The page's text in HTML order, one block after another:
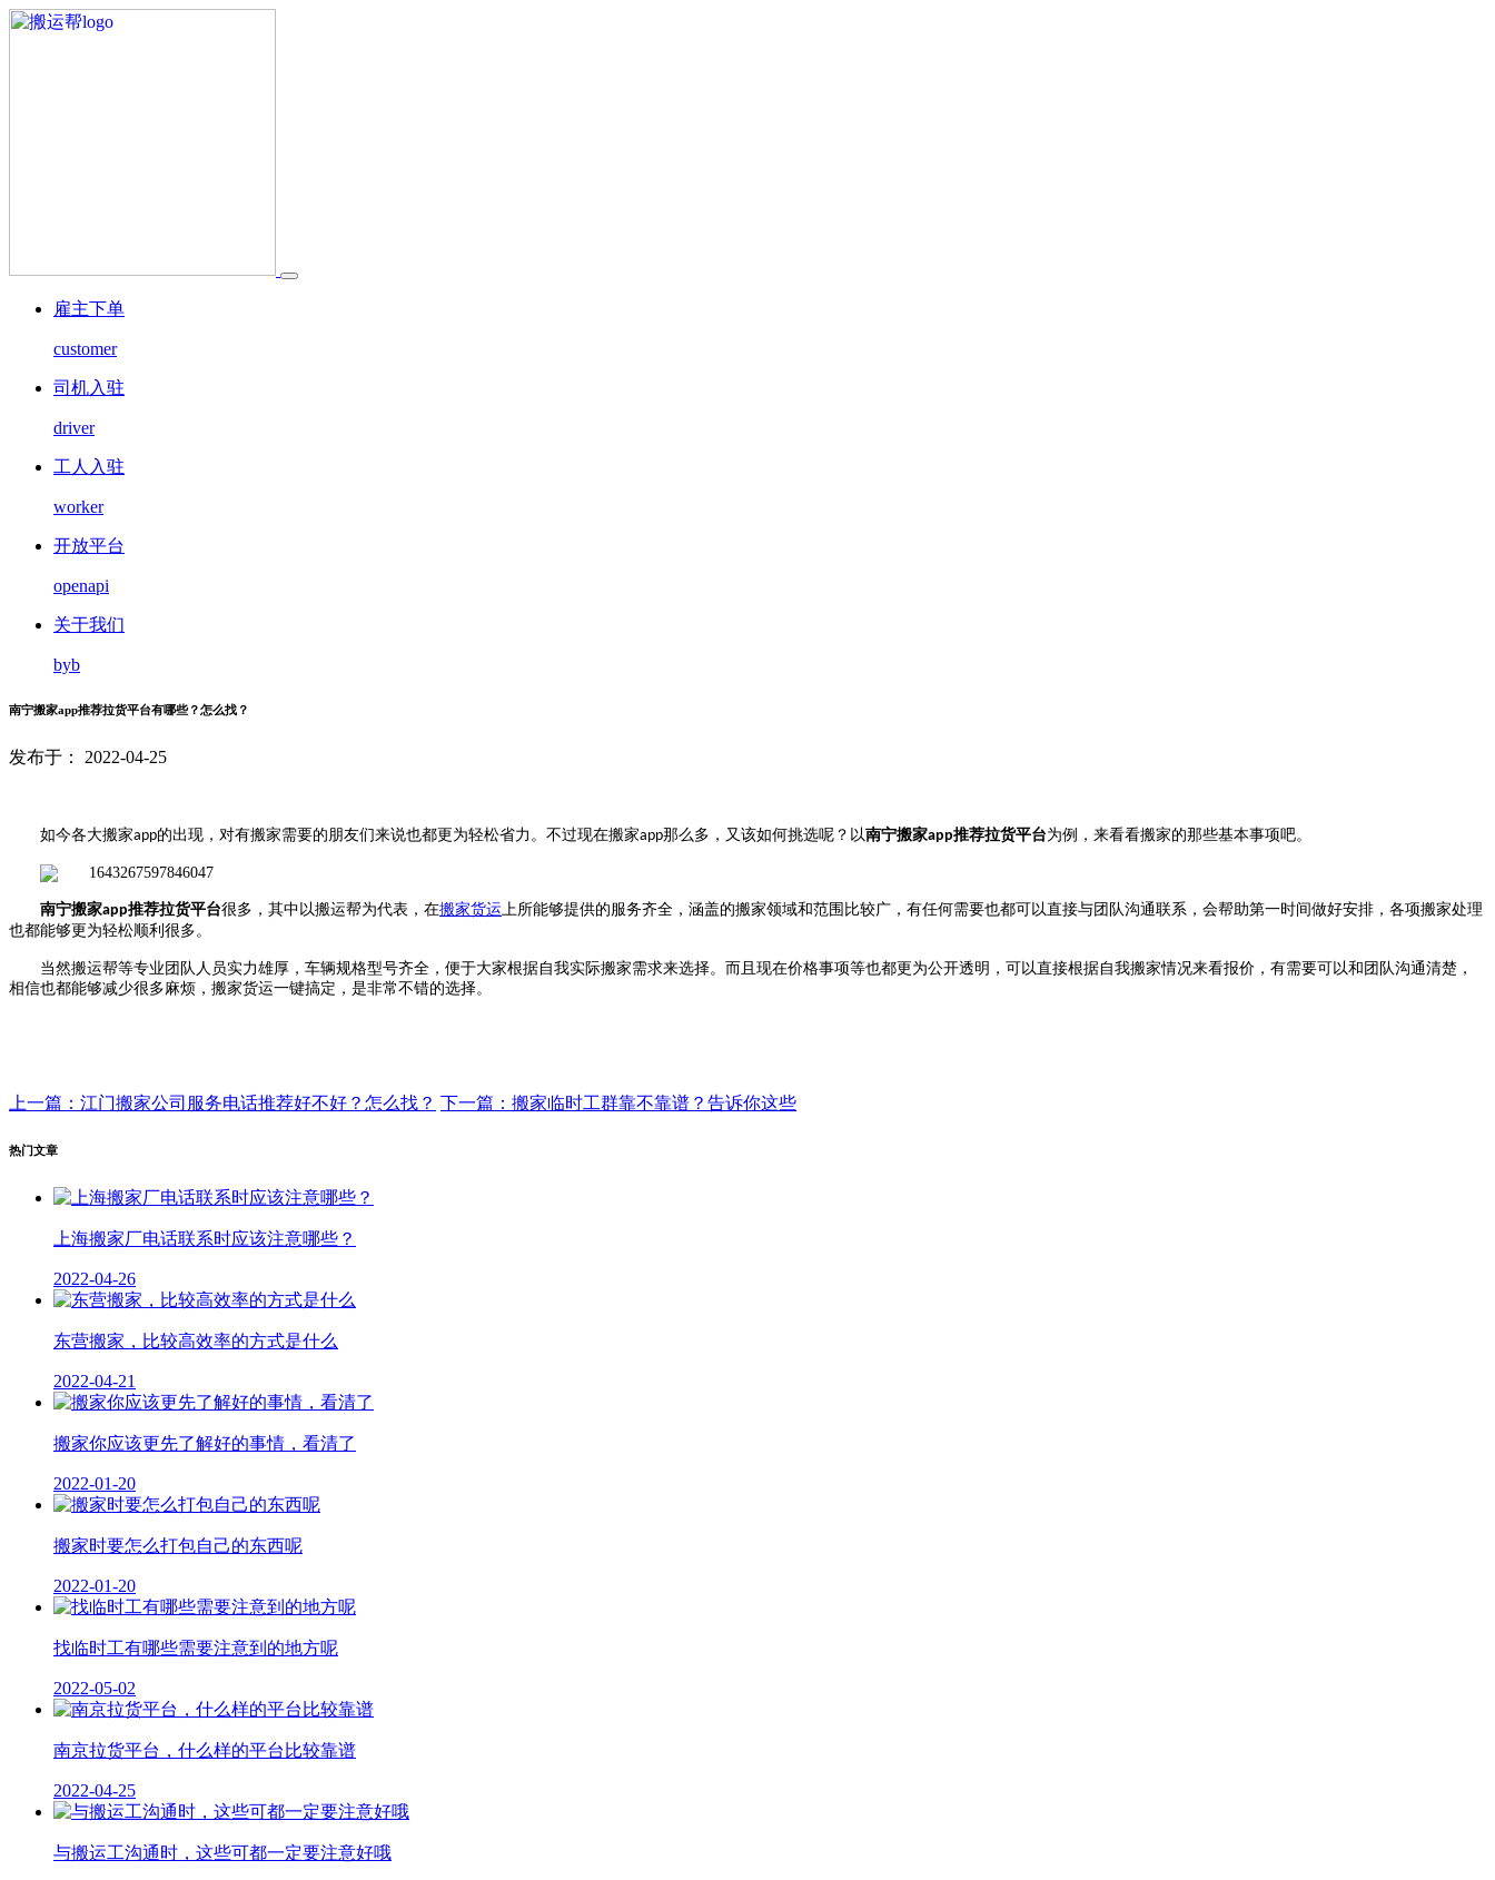
雇主下单
customer
司机入驻
driver
工人入驻
worker
开放平台
openapi
关于我们
byb
南宁搬家app推荐拉货平台有哪些？怎么找？
发布于： 2022-04-25
如今各大搬家app的出现，对有搬家需要的朋友们来说也都更为轻松省力。不过现在搬家app那么多，又该如何挑选呢？以南宁搬家app推荐拉货平台为例，来看看搬家的那些基本事项吧。
南宁搬家app推荐拉货平台很多，其中以搬运帮为代表，在搬家货运 上所能够提供的服务齐全，涵盖的搬家领域和范围比较广，有任何需要也都可以直接与团队沟通联系，会帮助第一时间做好安排，各项搬家处理
也都能够更为轻松顺利很多。
当然搬运帮等专业团队人员实力雄厚，车辆规格型号齐全，便于大家根据自我实际搬家需求来选择。而且现在价格事项等也都更为公开透明，可以直接根据自我搬家情况来看报价，有需要可以和团队沟通清楚，
相信也都能够减少很多麻烦，搬家货运一键搞定，是非常不错的选择。
上一篇：江门搬家公司服务电话推荐好不好？怎么找？ 下一篇：搬家临时工群靠不靠谱？告诉你这些
热门文章
上海搬家厂电话联系时应该注意哪些？
2022-04-26
东营搬家，比较高效率的方式是什么
2022-04-21
搬家你应该更先了解好的事情，看清了
2022-01-20
搬家时要怎么打包自己的东西呢
2022-01-20
找临时工有哪些需要注意到的地方呢
2022-05-02
南京拉货平台，什么样的平台比较靠谱
2022-04-25
与搬运工沟通时，这些可都一定要注意好哦